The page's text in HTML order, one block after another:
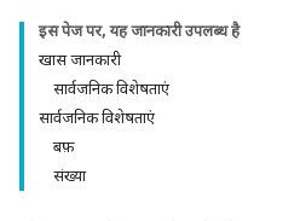
इस पेज पर, यह जानकारी उपलब्ध है
खास जानकारी
सार्वजनिक विशेषताएं
सार्वजनिक विशेषताएं
बफ़
संख्या